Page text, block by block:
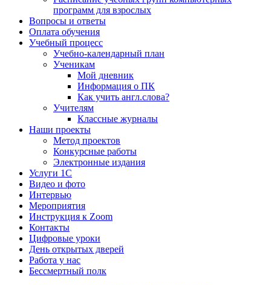
программ для взрослых
Вопросы и ответы
Оплата обучения
Учебный процесс
Учебно-календарный план
Ученикам
Мой дневник
Информация о ПК
Как учить англ.слова?
Учителям
Классные журналы
Наши проекты
Метод проектов
Конкурсные работы
Электронные издания
Услуги 1C
Видео и фото
Интервью
Мероприятия
Инструкция к Zoom
Контакты
Цифровые уроки
День открытых дверей
Работа у нас
Бессмертный полк